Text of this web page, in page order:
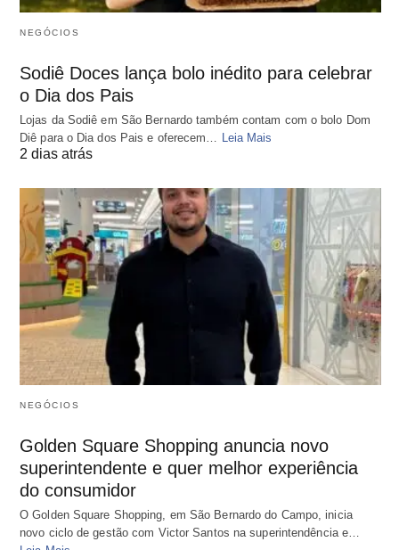
NEGÓCIOS
Sodiê Doces lança bolo inédito para celebrar
o Dia dos Pais
Lojas da Sodiê em São Bernardo também contam com o bolo Dom
Diê para o Dia dos Pais e oferecem…
Leia Mais
2 dias atrás
NEGÓCIOS
Golden Square Shopping anuncia novo
superintendente e quer melhor experiência
do consumidor
O Golden Square Shopping, em São Bernardo do Campo, inicia
novo ciclo de gestão com Victor Santos na superintendência e…